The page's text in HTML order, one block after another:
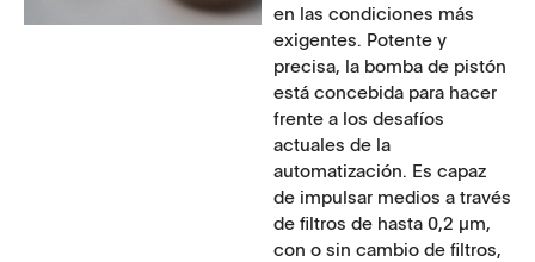
en las condiciones más
exigentes. Potente y
precisa, la bomba de pistón
está concebida para hacer
frente a los desafíos
actuales de la
automatización. Es capaz
de impulsar medios a través
de filtros de hasta 0,2 µm,
con o sin cambio de filtros,